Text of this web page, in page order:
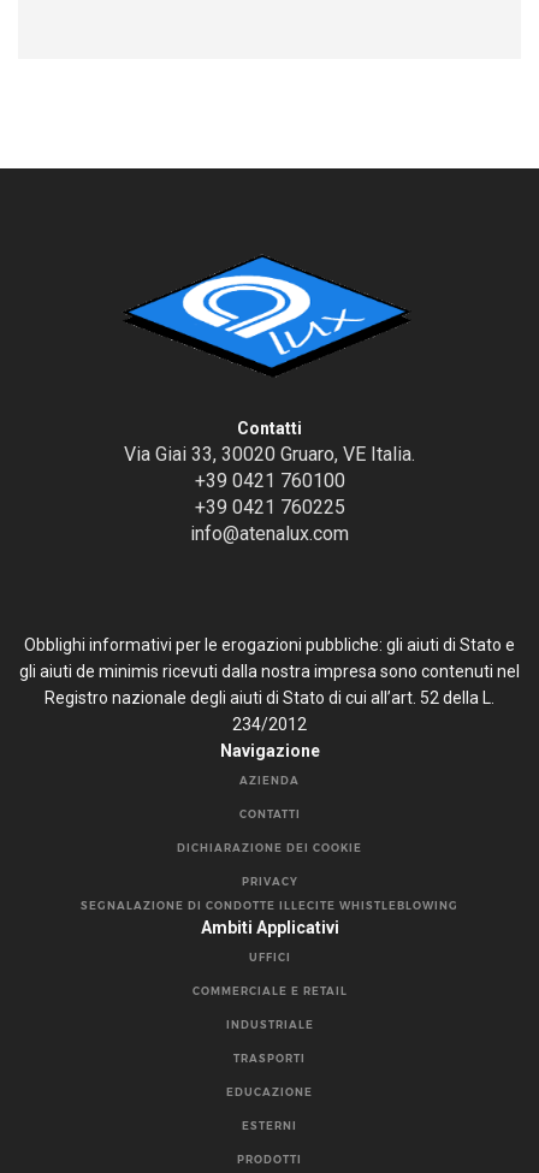
Contatti
Via Giai 33, 30020 Gruaro, VE Italia.
+39 0421 760100
+39 0421 760225
info@atenalux.com
Obblighi informativi per le erogazioni pubbliche: gli aiuti di Stato e
gli aiuti de minimis ricevuti dalla nostra impresa sono contenuti nel
Registro nazionale degli aiuti di Stato di cui all’art. 52 della L.
234/2012
Navigazione
AZIENDA
CONTATTI
DICHIARAZIONE DEI COOKIE
PRIVACY
SEGNALAZIONE DI CONDOTTE ILLECITE WHISTLEBLOWING
Ambiti Applicativi
UFFICI
COMMERCIALE E RETAIL
INDUSTRIALE
TRASPORTI
EDUCAZIONE
ESTERNI
PRODOTTI